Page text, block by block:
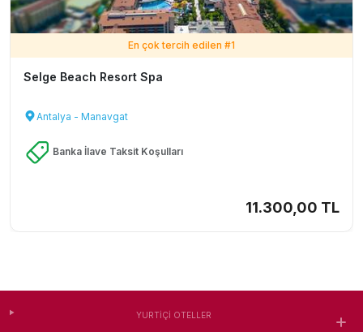
En çok tercih edilen #1
Selge Beach Resort Spa
Antalya - Manavgat
Banka İlave Taksit Koşulları
11.300,00 TL
YURTIÇI OTELLER